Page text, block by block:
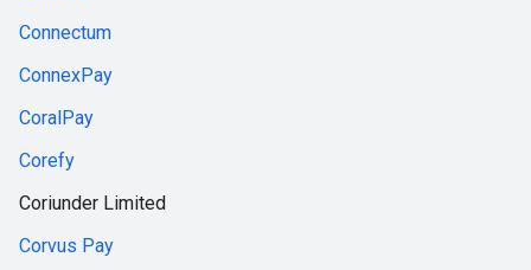
Connectum
ConnexPay
CoralPay
Corefy
Coriunder Limited
Corvus Pay